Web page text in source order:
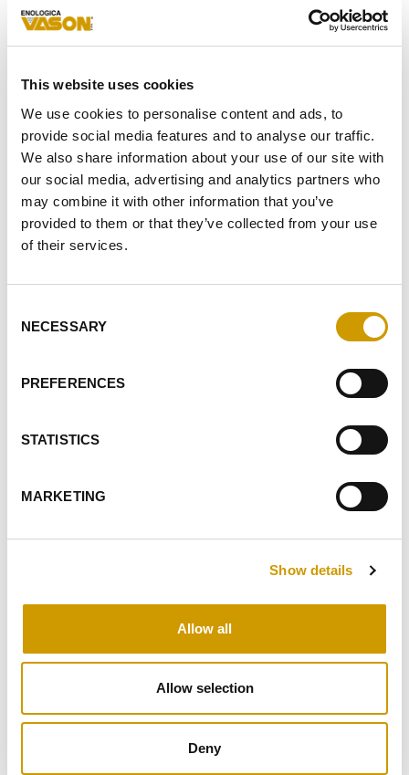
This website uses cookies
We use cookies to personalise content and ads, to
provide social media features and to analyse our traffic.
We also share information about your use of our site with
our social media, advertising and analytics partners who
may combine it with other information that you’ve
provided to them or that they’ve collected from your use
of their services.
Selection
NECESSARY
PREFERENCES
STATISTICS
MARKETING
Show details
Allow all
Allow selection
Deny
NACHRICHT*
NACH DEN ERHALTENENINFORMATIONENSTIMME ICH DER
VERARBEITUNG MEINER PERSONENBEZOGENEN DATEN ZU
ICH STIMME ZUR VERARBEITUNG ZU, UM IHREN
NEWSLETTER ZU ERHALTEN
ABSENDEN
IN VERBINDUNG
Favoriten
VIW® FRESH -
SACCHAROMYCES CEREVISIAE